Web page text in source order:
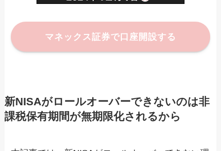
マネックス証券で口座開設する
新NISAがロールオーバーできないのは非
課税保有期間が無期限化されるから